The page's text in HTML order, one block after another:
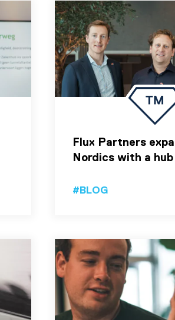
Flux Partners
Nordics with a
#BLOG